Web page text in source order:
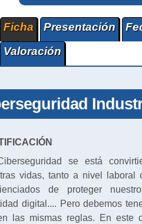
Ficha Presentación
Valoración
se está
vidas, tanto a nivel laboral
de proteger
digital.... Pero debemos
las mismas reglas. En este